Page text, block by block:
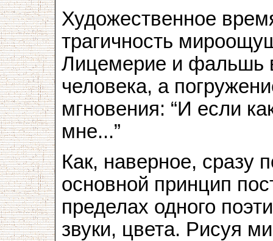
Художественное
трагичность
Лицемерие и фальшь
человека, а
мгновения: “И если
мне...”
Как, наверное, сразу
основной принцип
пределах одного
звуки, цвета. Рисуя